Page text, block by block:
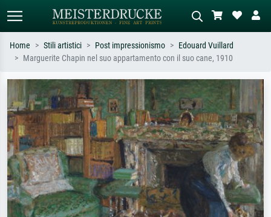
Cerca per artista, titolo o stile – es.
Monet, Notte stellata,
Impressionismo, onda di Hokusai,
nudo.
Descrivi la scena – es. prato verde,
astratto con molto rosso, dipinto a
olio scuro, nudo in piedi vicino a un
albero.
Home Stili artistici Post impressionismo
Edouard Vuillard
Marguerite Chapin nel suo appartamento con il suo cane, 1910